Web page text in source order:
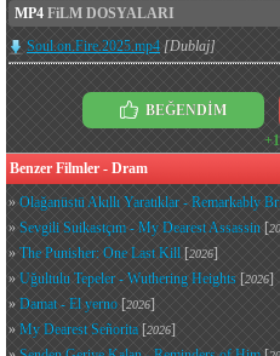
MP4 FiLM DOSYALARI
Soul.on.Fire.2025.mp4 [Dublaj]
BEĞENDİM
+1
Benzer Filmler - Dram
» Olağanüstü Akıllı Yaratıklar - Remarkably
» Sevgili Suikastçım - My Dearest Assassin [
» The Punisher: One Last Kill [2026]
» Uğultulu Tepeler - Wuthering Heights [2026]
» Damat - El yerno [2026]
» My Dearest Señorita [2026]